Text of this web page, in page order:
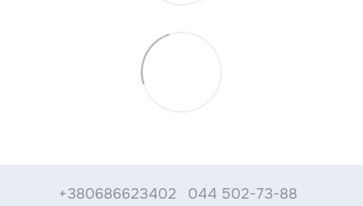
+380686623402 044 502-73-88